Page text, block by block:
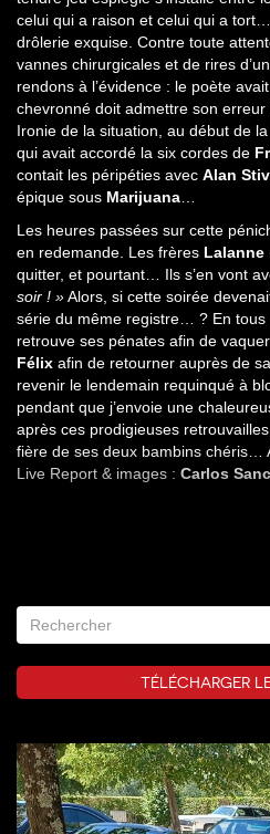
celui qui a raison et celui qui a
drôlerie exquise. Contre toute
vannes chirurgicales et de rires
rendons à l’évidence : le poète
chevronné doit admettre son
Ironie de la situation, au début de la
qui avait accordé la six cordes de
contait les péripéties avec Alan
épique sous Marijuana
Les heures passées sur cette
en redemande. Les frères Lalanne
quitter, et pourtant… Ils s’en vont
soir ! »Alors, si cette soirée
série du même registre… ? En tous
retrouve ses pénates afin de
Félix afin de retourner auprès de
revenir le lendemain requinqué à
pendant que j’envoie une
après ces prodigieuses
fière de ses deux bambins chéris…
Live Report & images : Carlos
TÉLÉCHARGER